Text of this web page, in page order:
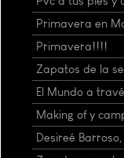
Primavera en
Primavera!!!!
Zapatos de la
El Mundo a
Making of y
Desireé